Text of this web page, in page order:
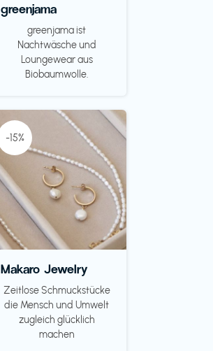
greenjama
greenjama ist
Nachtwäsche und
Loungewear aus
Biobaumwolle.
-15%
Makaro Jewelry
Zeitlose Schmuckstücke
die Mensch und Umwelt
zugleich glücklich
machen